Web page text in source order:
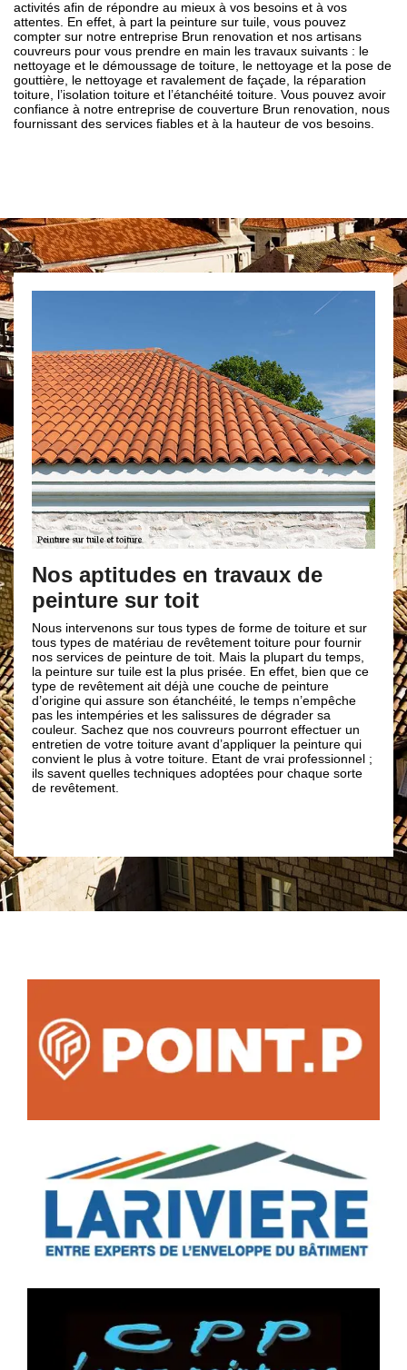
activités afin de répondre au mieux à vos besoins et à vos
attentes. En effet, à part la peinture sur tuile, vous pouvez
compter sur notre entreprise Brun renovation et nos artisans
couvreurs pour vous prendre en main les travaux suivants : le
nettoyage et le démoussage de toiture, le nettoyage et la pose de
gouttière, le nettoyage et ravalement de façade, la réparation
toiture, l’isolation toiture et l’étanchéité toiture. Vous pouvez avoir
confiance à notre entreprise de couverture Brun renovation, nous
fournissant des services fiables et à la hauteur de vos besoins.
Nos aptitudes en travaux de
peinture sur toit
Nous intervenons sur tous types de forme de toiture et sur
tous types de matériau de revêtement toiture pour fournir
nos services de peinture de toit. Mais la plupart du temps,
la peinture sur tuile est la plus prisée. En effet, bien que ce
type de revêtement ait déjà une couche de peinture
d’origine qui assure son étanchéité, le temps n’empêche
pas les intempéries et les salissures de dégrader sa
couleur. Sachez que nos couvreurs pourront effectuer un
entretien de votre toiture avant d’appliquer la peinture qui
convient le plus à votre toiture. Etant de vrai professionnel ;
ils savent quelles techniques adoptées pour chaque sorte
de revêtement.
Peindre
pendant,
diverses
toit, elle
pourra
Brun
collent
peindre le
et à